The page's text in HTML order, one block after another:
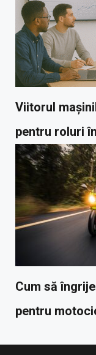
Viitorul
pentru roluri
Cum să
pentru